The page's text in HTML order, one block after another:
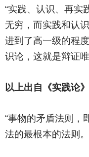
“实践、认识、再实
无穷，而实践和认
进到了高一级的程
识论，这就是辩证
以上出自《实践论》
“事物的矛盾法则，
法的最根本的法则。